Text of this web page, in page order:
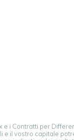
e i Contratti per
il vostro capitale